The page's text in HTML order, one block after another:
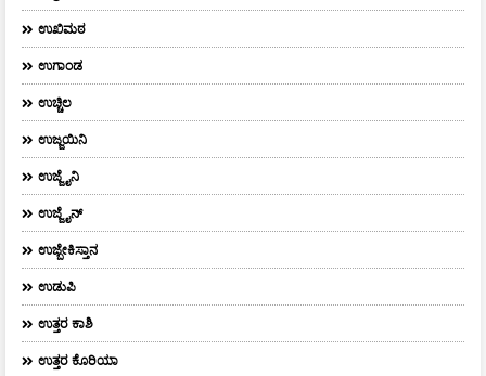
ಉಖಿಮಠ
ಉಗಾಂಡ
ಉಚ್ಚಿಲ
ಉಜ್ಜಯಿನಿ
ಉಜ್ಜೈನಿ
ಉಜ್ಜೈನ್
ಉಜ್ಬೇಕಿಸ್ತಾನ
ಉಡುಪಿ
ಉತ್ತರ ಕಾಶಿ
ಉತ್ತರ ಕೊರಿಯಾ